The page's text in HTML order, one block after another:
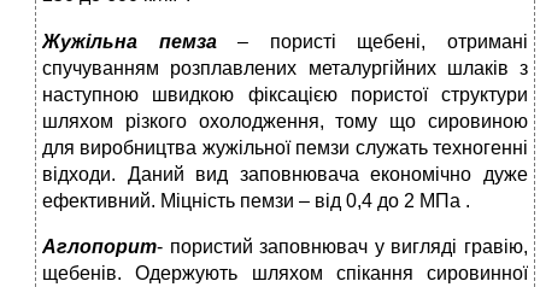
Жужільна пемза– пористі щебені, отримані
спучуванням розплавлених металургійних шлаків з
наступною швидкою фіксацією пористої структури
шляхом різкого охолодження, тому що сировиною
для виробництва жужільної пемзи служать техногенні
відходи. Даний вид заповнювача економічно дуже
ефективний. Міцність пемзи – від 0,4 до 2 МПа .
Аглопорит- пористий заповнювач у вигляді гравію,
щебенів. Одержують шляхом спікання сировинної